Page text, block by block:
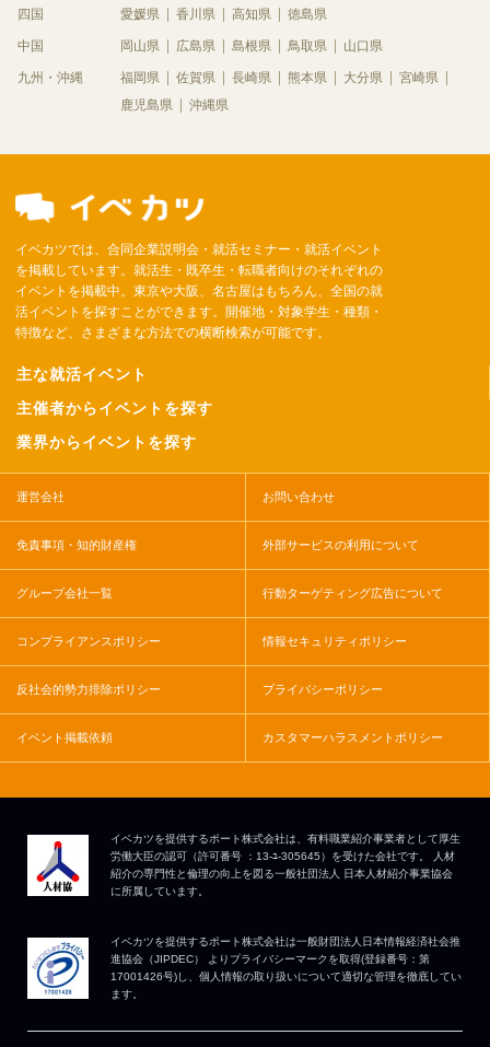
四国 愛媛県 香川県 高知県 徳島県
中国 岡山県 広島県 島根県 鳥取県 山口県
九州・沖縄 福岡県 佐賀県 長崎県 熊本県 大分県
宮崎県
鹿児島県
沖縄県
イベカツでは、合同企業説明会・就活セミナー・就活イベント
を掲載しています。就活生・既卒生・転職者向けのそれぞれの
イベントを掲載中。東京や大阪、名古屋はもちろん、全国の就
活イベントを探すことができます。開催地・対象学生・種類・
特徴など、さまざまな方法での横断検索が可能です。
主な就活イベント
主催者からイベントを探す
業界からイベントを探す
運営会社 お問い合わせ
免責事項・知的財産権 外部サービスの利用について
グループ会社一覧 行動ターゲティング広告について
コンプライアンスポリシー 情報セキュリティポリシー
反社会的勢力排除ポリシー プライバシーポリシー
イベント掲載依頼 カスタマーハラスメントポリシー